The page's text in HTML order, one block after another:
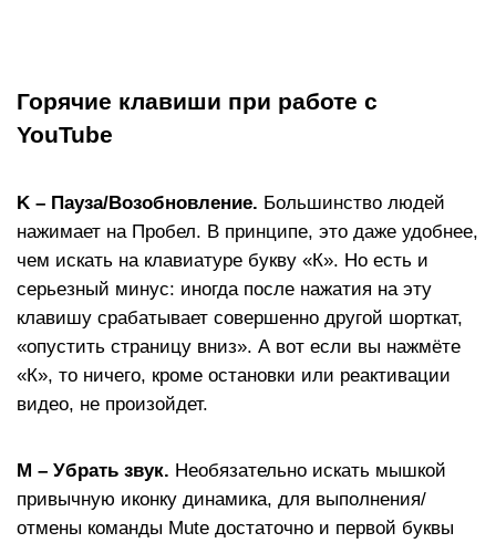
Горячие клавиши при работе с
YouTube
K – Пауза/Возобновление. Большинство людей
нажимает на Пробел. В принципе, это даже удобнее,
чем искать на клавиатуре букву «К». Но есть и
серьезный минус: иногда после нажатия на эту
клавишу срабатывает совершенно другой шорткат,
«опустить страницу вниз». А вот если вы нажмёте
«К», то ничего, кроме остановки или реактивации
видео, не произойдет.
М – Убрать звук. Необязательно искать мышкой
привычную иконку динамика, для выполнения/
отмены команды Mute достаточно и первой буквы